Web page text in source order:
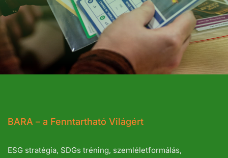
BARA – a Fenntartható Világért
ESG stratégia, SDGs tréning, szemléletformálás,